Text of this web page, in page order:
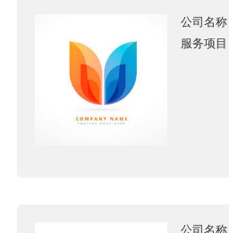
公司名称
服务项目
公司名称